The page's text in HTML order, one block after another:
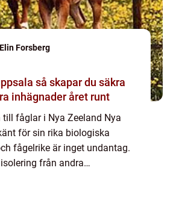
Elin Forsberg
du säkra
inhägnader året runt
fåglar i Nya Zeeland Nya
för sin rika biologiska
fågelrike är inget undantag.
från andra